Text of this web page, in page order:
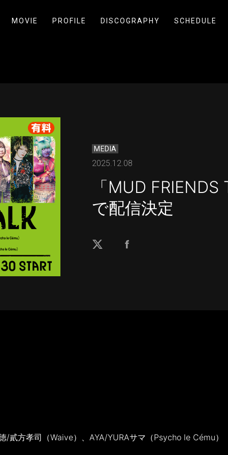
MOVIE PROFILE DISCOGRAPHY SCHEDULE
MEDIA
2025.12.08
「MUD
で配信決定
貳方孝司（Waive）、AYA/YURAサマ（Psycho le Cému）